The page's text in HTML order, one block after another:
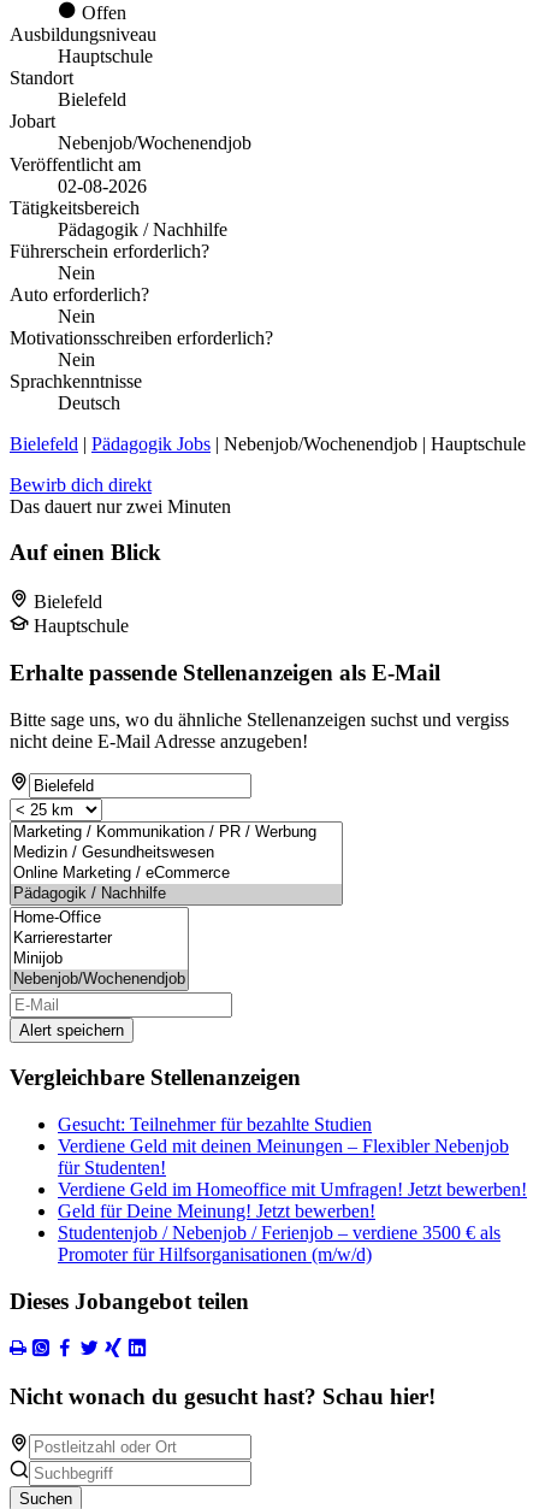
Offen
Ausbildungsniveau
Hauptschule
Standort
Bielefeld
Jobart
Nebenjob/Wochenendjob
Veröffentlicht am
02-08-2026
Tätigkeitsbereich
Pädagogik / Nachhilfe
Führerschein erforderlich?
Nein
Auto erforderlich?
Nein
Motivationsschreiben erforderlich?
Nein
Sprachkenntnisse
Deutsch
Bielefeld | Pädagogik Jobs | Nebenjob/Wochenendjob | Hauptschule
Bewirb dich direkt
Das dauert nur zwei Minuten
Auf einen Blick
Bielefeld
Hauptschule
Erhalte passende Stellenanzeigen als E-Mail
Bitte sage uns, wo du ähnliche Stellenanzeigen suchst und vergiss
nicht deine E-Mail Adresse anzugeben!
Alert speichern
Vergleichbare Stellenanzeigen
Gesucht: Teilnehmer für bezahlte Studien
Verdiene Geld mit deinen Meinungen – Flexibler Nebenjob
für Studenten!
Verdiene Geld im Homeoffice mit Umfragen! Jetzt bewerben!
Geld für Deine Meinung! Jetzt bewerben!
Studentenjob / Nebenjob / Ferienjob – verdiene 3500 € als
Promoter für Hilfsorganisationen (m/w/d)
Dieses Jobangebot teilen
Nicht wonach du gesucht hast? Schau hier!
Suchen